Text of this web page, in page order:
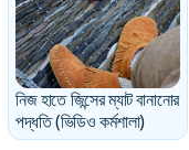
নিজ হাতে জিন্সের ম্যাট বানানোর
পদ্ধতি (ভিডিও কর্মশালা)